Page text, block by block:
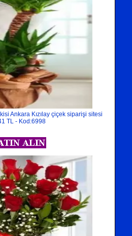
Ankara Kızılay çiçek siparişi sitesi
TL - Kod:6998